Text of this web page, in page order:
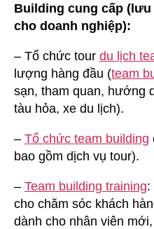
Building cung cấp
cho doanh nghiệp):
– Tổ chức tour du lịch
lượng hàng đầu (team
sạn, tham quan, hướng
tàu hỏa, xe du lịch).
– Tổ chức team building
bao gồm dịch vụ tour).
– Team building training:
cho chăm sóc khách
dành cho nhân viên